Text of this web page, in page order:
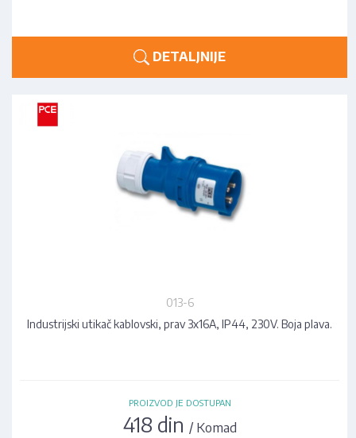
DETALJNIJE
013-6
Industrijski utikač kablovski, prav 3x16A, IP44, 230V. Boja plava.
PROIZVOD JE DOSTUPAN
418 din / Komad